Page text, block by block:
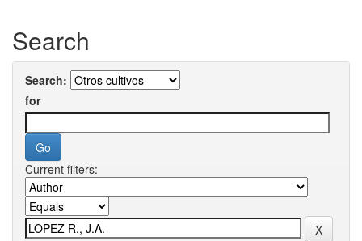
Search
Search:
for
Current filters: